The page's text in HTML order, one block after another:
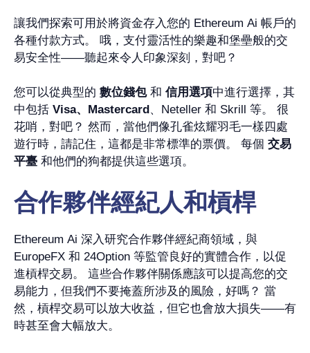
讓我們探索可用於將資金存入您的 Ethereum Ai 帳戶的
各種付款方式。 哦，支付靈活性的樂趣和堡壘般的交
易安全性——聽起來令人印象深刻，對吧？
您可以從典型的 數位錢包和 信用選項中進行選擇，其
中包括 Visa、Mastercard 、Neteller 和 Skrill 等。 很
花哨，對吧？ 然而，當他們像孔雀炫耀羽毛一樣四處
遊行時，請記住，這都是非常標準的票價。 每個 交易
平臺 和他們的狗都提供這些選項。
合作夥伴經紀人和槓桿
Ethereum Ai 深入研究合作夥伴經紀商領域，與
EuropeFX 和 24Option 等監管良好的實體合作，以促
進槓桿交易。 這些合作夥伴關係應該可以提高您的交
易能力，但我們不要掩蓋所涉及的風險，好嗎？ 當
然，槓桿交易可以放大收益，但它也會放大損失——有
時甚至會大幅放大。